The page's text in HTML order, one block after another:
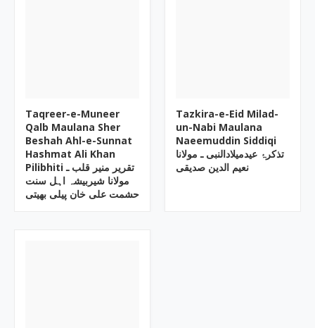
Taqreer-e-Muneer
Qalb Maulana Sher
Beshah Ahl-e-Sunnat
Hashmat Ali Khan
Pilibhiti تقریر منیر قلب ـ
مولانا شیربیشہ اہل سنت
حشمت علی خان پیلی بھیتی
Tazkira-e-Eid Milad-
un-Nabi Maulana
Naeemuddin Siddiqi
تذکرۂ عیدمیلادالنبی ـ مولانا
نعیم الدین صدیقی